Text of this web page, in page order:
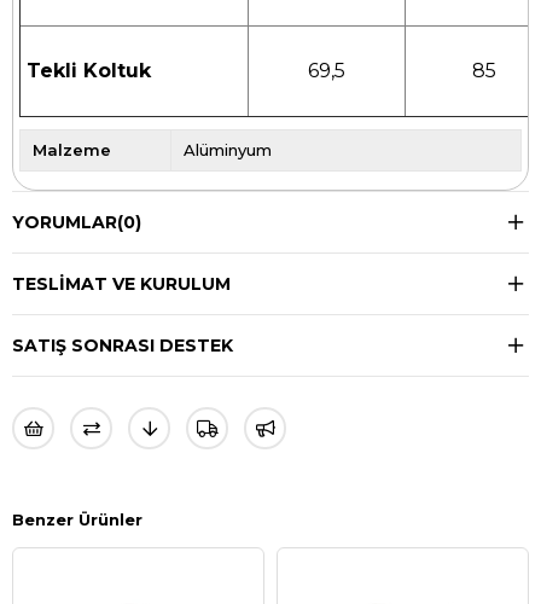
Tekli Koltuk 69,5 85
Malzeme Alüminyum
YORUMLAR(0)
TESLIMAT VE KURULUM
SATIŞ SONRASI DESTEK
Benzer Ürünler